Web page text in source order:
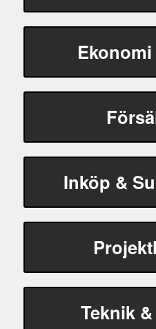
Inköp &
Teknik